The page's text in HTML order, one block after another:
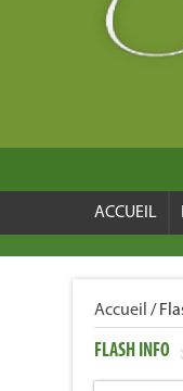
ACCUEIL
Accueil /
FLASH INFO